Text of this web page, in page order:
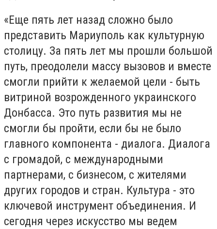
«Еще пять лет назад сложно было
представить Мариуполь как культурную
столицу. За пять лет мы прошли большой
путь, преодолели массу вызовов и вместе
смогли прийти к желаемой цели - быть
витриной возрожденного украинского
Донбасса. Это путь развития мы не
смогли бы пройти, если бы не было
главного компонента - диалога. Диалога
с громадой, с международными
партнерами, с бизнесом, с жителями
других городов и стран. Культура - это
ключевой инструмент объединения. И
сегодня через искусство мы ведем